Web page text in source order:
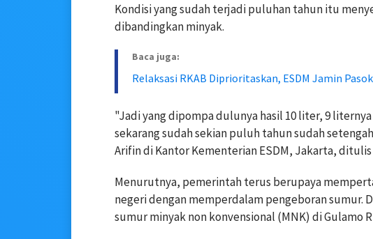
Kondisi yang sudah terjadi puluhan tahun itu
dibandingkan minyak.
Baca juga:
Relaksasi RKAB Diprioritaskan, ESDM Jamin
"Jadi yang dipompa dulunya hasil 10 liter, 9
sekarang sudah sekian puluh tahun sudah
Arifin di Kantor Kementerian ESDM, Jakarta,
Menurutnya, pemerintah terus berupaya
negeri dengan memperdalam pengeboran sumur.
sumur minyak non konvensional (MNK) di Gulamo